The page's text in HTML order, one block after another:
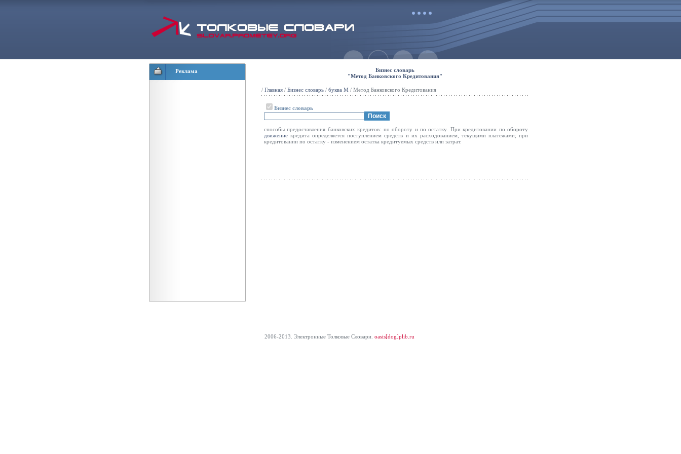
Реклама
Бизнес словарь
"Метод Банковского Кредитования"
/ Главная / Бизнес словарь / буква М / Метод Банковского Кредитования
Бизнес словарь
способы предоставления банковских кредитов: по обороту и по остатку. При кредитовании по обороту
движение кредита определяется поступлением средств и их расходованием, текущими платежами; при
кредитовании по остатку - изменением остатка кредитуемых средств или затрат.
2006-2013. Электронные Толковые Cловари. oasis[dog]plib.ru